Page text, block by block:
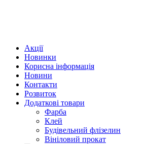
Акції
Новинки
Корисна інформація
Новини
Контакти
Розвиток
Додаткові товари
Фарба
Клей
Будівельний флізелин
Вініловий прокат